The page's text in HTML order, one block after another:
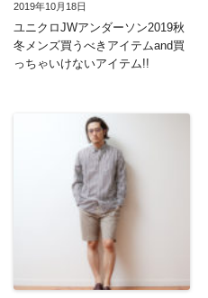
2019年10月18日
ユニクロJWアンダーソン2019秋
冬メンズ買うべきアイテムand買
っちゃいけないアイテム!!